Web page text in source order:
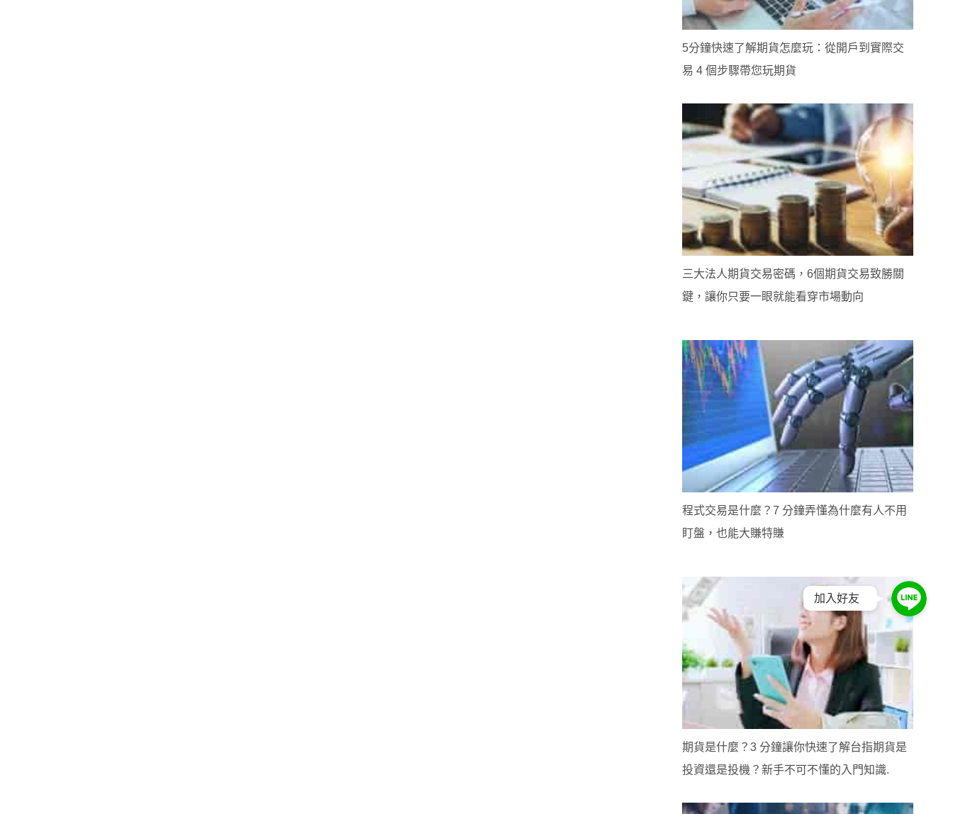
5分鐘快速了解期貨怎麼玩：從開戶到實際交
易 4 個步驟帶您玩期貨
三大法人期貨交易密碼，6個期貨交易致勝關
鍵，讓你只要一眼就能看穿市場動向
程式交易是什麼？7 分鐘弄懂為什麼有人不用
盯盤，也能大賺特賺
期貨是什麼？3 分鐘讓你快速了解台指期貨是
投資還是投機？新手不可不懂的入門知識.
加入好友